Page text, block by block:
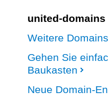
united-domains
Weitere
Gehen Sie
Baukasten
Neue Domain-